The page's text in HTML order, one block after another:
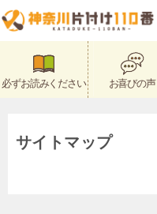
必ずお読みください お喜びの声
サイトマップ